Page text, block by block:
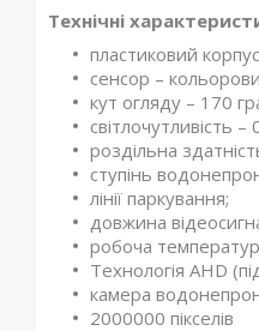
Технічні
пластиковий
сенсор –
кут огляду – 170
світлочутливість –
роздільна
ступінь
лінії паркування;
довжина
робоча
Технологія AHD
камера
2000000 пікселів